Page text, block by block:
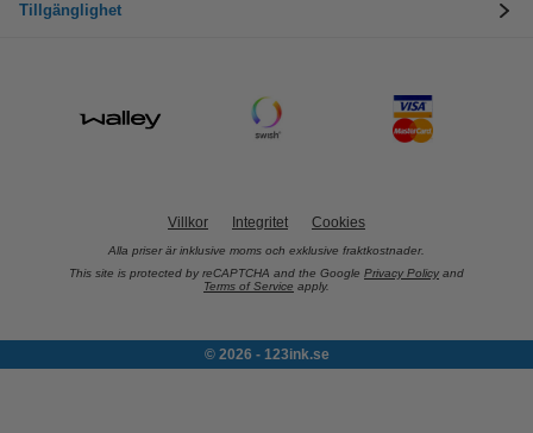
Tillgänglighet
Villkor Integritet Cookies
Alla priser är inklusive moms och exklusive fraktkostnader.
This site is protected by reCAPTCHA and the Google Privacy Policy and
Terms of Service apply.
© 2026 - 123ink.se